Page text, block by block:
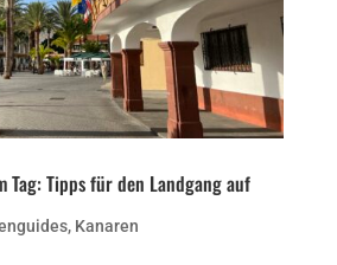
Tag: Tipps für den Landgang auf
, Kanaren